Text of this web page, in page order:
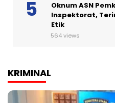
Oknum ASN
Inspektorat,
Etik
564 views
KRIMINAL